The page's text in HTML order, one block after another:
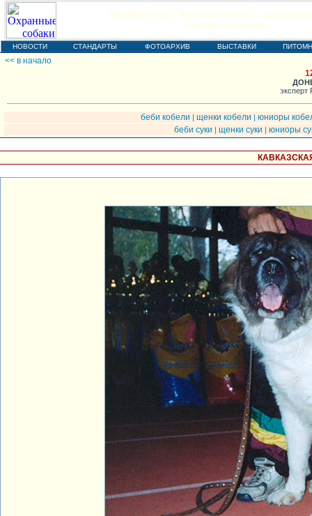
Охранные собаки * Кавказская овчарка *
Выставки, Чемпионаты
НОВОСТИ СТАНДАРТЫ ФОТОАРХИВ ВЫСТАВКИ
<< в начало
эксперт
беби кобели | щенки кобели | юниоры
беби суки | щенки суки | юниоры